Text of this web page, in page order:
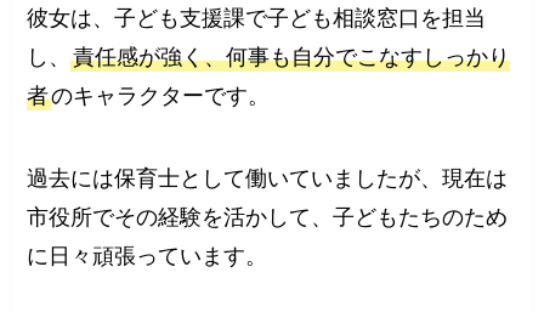
彼女は、子ども支援課で子ども相談窓口を担当
し、責任感が強く、何事も自分でこなすしっかり
者のキャラクターです。
過去には保育士として働いていましたが、現在は
市役所でその経験を活かして、子どもたちのため
に日々頑張っています。